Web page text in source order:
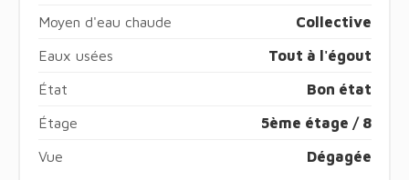
Moyen d'eau chaude Collective
Eaux usées Tout à l'égout
État Bon état
Étage 5ème étage / 8
Vue Dégagée